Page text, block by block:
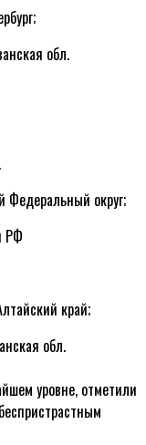
обл.
Федеральный округ;
РФ
край;
обл.
уровне, отметили